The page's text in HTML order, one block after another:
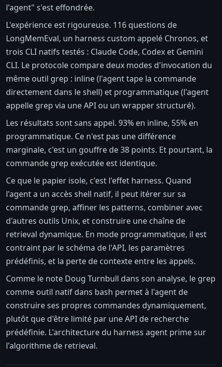
l'agent" s'est effondrée.
L'expérience est rigoureuse. 116 questions de
LongMemEval, un harness custom appelé Chronos, et
trois CLI natifs testés : Claude Code, Codex et Gemini
CLI. Le protocole compare deux modes d'invocation du
même outil grep : inline (l'agent tape la commande
directement dans le shell) et programmatique (l'agent
appelle grep via une API ou un wrapper structuré).
Les résultats sont sans appel. 93% en inline, 55% en
programmatique. Ce n'est pas une différence
marginale, c'est un gouffre de 38 points. Et pourtant, la
commande grep exécutée est identique.
Ce que le papier isole, c'est l'effet harness. Quand
l'agent a un accès shell natif, il peut itérer sur sa
commande grep, affiner les patterns, combiner avec
d'autres outils Unix, et construire une chaîne de
retrieval dynamique. En mode programmatique, il est
contraint par le schéma de l'API, les paramètres
prédéfinis, et la perte de contexte entre les appels.
Comme le note Doug Turnbull dans son analyse, le grep
comme outil natif dans bash permet à l'agent de
construire ses propres commandes dynamiquement,
plutôt que d'être limité par une API de recherche
prédéfinie. L'architecture du harness agent prime sur
l'algorithme de retrieval.